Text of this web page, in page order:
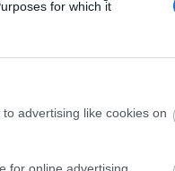
for which it
advertising like cookies on
for online advertising